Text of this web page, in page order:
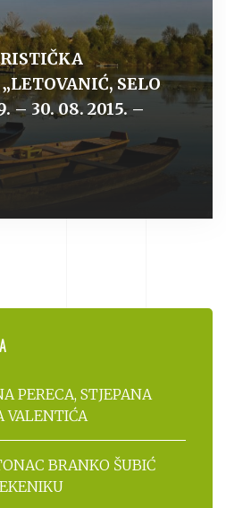
SELO
– 30. 08. 2015. –
PERECA, STJEPANA
VALENTIĆA
BRANKO ŠUBIĆ